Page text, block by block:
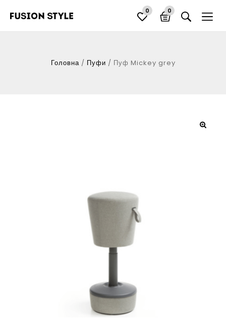
0 0
Головна/ Пуфи / Пуф Mickey grey